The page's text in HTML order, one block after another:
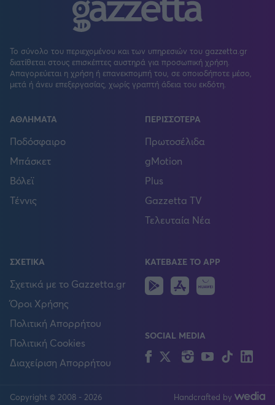
Το σύνολο του περιεχομένου και των υπηρεσιών του gazzetta.gr
διατίθεται στους επισκέπτες αυστηρά για προσωπική χρήση.
Απαγορεύεται η χρήση ή επανεκπομπή του, σε οποιοδήποτε μέσο,
μετά ή άνευ επεξεργασίας, χωρίς γραπτή άδεια του εκδότη.
ΑΘΛΗΜΑΤΑ
Ποδόσφαιρο
Μπάσκετ
Βόλεϊ
Τέννις
ΠΕΡΙΣΣΟΤΕΡΑ
Πρωτοσέλιδα
gMotion
Plus
Gazzetta TV
Τελευταία Νέα
ΣΧΕΤΙΚΑ
Σχετικά με το Gazzetta.gr
Όροι Χρήσης
Πολιτική Απορρήτου
Πολιτική Cookies
Διαχείριση Απορρήτου
ΚΑΤΕΒΑΣΕ ΤΟ APP
Android
IOS
SOCIAL MEDIA
FacebookTwitterInstagram
YouTubeTikTok
Copyright © 2008 - 2026
Handcrafted by